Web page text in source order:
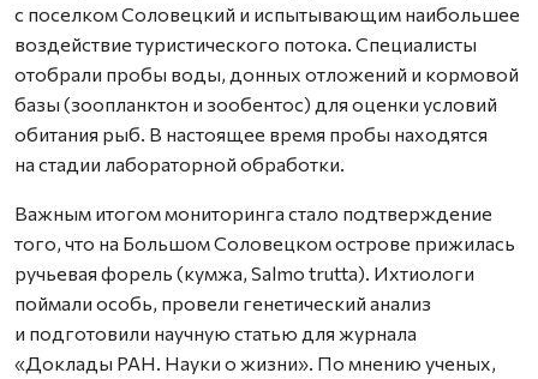
с поселком Соловецкий и испытывающим наибольшее
воздействие туристического потока. Специалисты
отобрали пробы воды, донных отложений и кормовой
базы (зоопланктон и зообентос) для оценки условий
обитания рыб. В настоящее время пробы находятся
на стадии лабораторной обработки.
Важным итогом мониторинга стало подтверждение
того, что на Большом Соловецком острове прижилась
ручьевая форель (кумжа, Salmo trutta). Ихтиологи
поймали особь, провели генетический анализ
и подготовили научную статью для журнала
«Доклады РАН. Науки о жизни». По мнению ученых,